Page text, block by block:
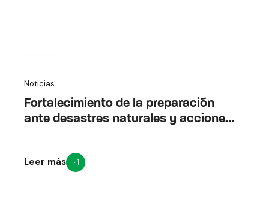
Dic
Noticias
Fortalecimiento de la preparación
ante desastres naturales y acciones
vulnerables altamente expuestas a la
erupción del volcán Cotopaxi
Leer más